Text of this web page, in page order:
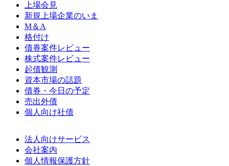
上場会見
新規上場企業のいま
M＆A
格付け
債券案件レビュー
株式案件レビュー
起債観測
資本市場の話題
債券・今日の予定
売出外債
個人向け社債
法人向けサービス
会社案内
個人情報保護方針